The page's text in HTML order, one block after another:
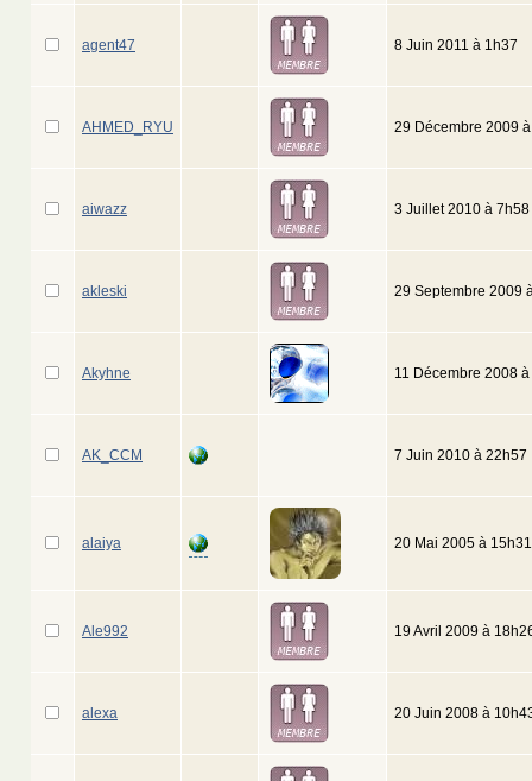
agent47 8 Juin 2011 à 1h37
AHMED_RYU 29 Décembre 2009
aiwazz 3 Juillet 2010 à 7h58
akleski 29 Septembre 2009
Akyhne 11 Décembre 2008
AK_CCM 7 Juin 2010 à 22h57
alaiya 20 Mai 2005 à 15h31
Ale992 19 Avril 2009 à
alexa 20 Juin 2008 à